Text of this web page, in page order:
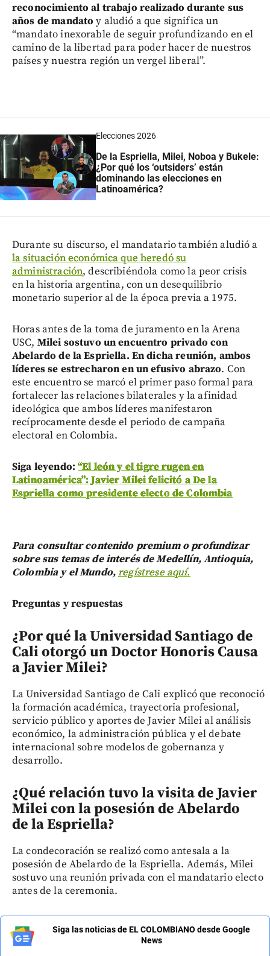
reconocimiento al trabajo realizado durante sus
años de mandato y aludió a que significa un
“mandato inexorable de seguir profundizando en el
camino de la libertad para poder hacer de nuestros
países y nuestra región un vergel liberal”.
Elecciones 2026
De la Espriella, Milei, Noboa y Bukele:
¿Por qué los ‘outsiders’ están
dominando las elecciones en
Latinoamérica?
Durante su discurso, el mandatario también aludió a
la situación económica que heredó su
administración, describiéndola como la peor crisis
en la historia argentina, con un desequilibrio
monetario superior al de la época previa a 1975.
Horas antes de la toma de juramento en la Arena
USC, Milei sostuvo un encuentro privado con
Abelardo de la Espriella. En dicha reunión, ambos
líderes se estrecharon en un efusivo abrazo. Con
este encuentro se marcó el primer paso formal para
fortalecer las relaciones bilaterales y la afinidad
ideológica que ambos líderes manifestaron
recíprocamente desde el periodo de campaña
electoral en Colombia.
Siga leyendo:“El león y el tigre rugen en
Latinoamérica”: Javier Milei felicitó a De la
Espriella como presidente electo de Colombia
Para consultar contenido premium o profundizar
sobre sus temas de interés de Medellín, Antioquia,
Colombia y el Mundo,regístrese aquí.
Preguntas y respuestas
¿Por qué la Universidad Santiago de
Cali otorgó un Doctor Honoris Causa
a Javier Milei?
La Universidad Santiago de Cali explicó que reconoció
la formación académica, trayectoria profesional,
servicio público y aportes de Javier Milei al análisis
económico, la administración pública y el debate
internacional sobre modelos de gobernanza y
desarrollo.
¿Qué relación tuvo la visita de Javier
Milei con la posesión de Abelardo
de la Espriella?
La condecoración se realizó como antesala a la
posesión de Abelardo de la Espriella. Además, Milei
sostuvo una reunión privada con el mandatario electo
antes de la ceremonia.
Siga las noticias de EL COLOMBIANO desde Google
News